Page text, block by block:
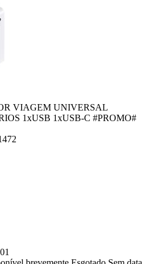
VIAGEM UNIVERSAL
1xUSB 1xUSB-C #PROMO#